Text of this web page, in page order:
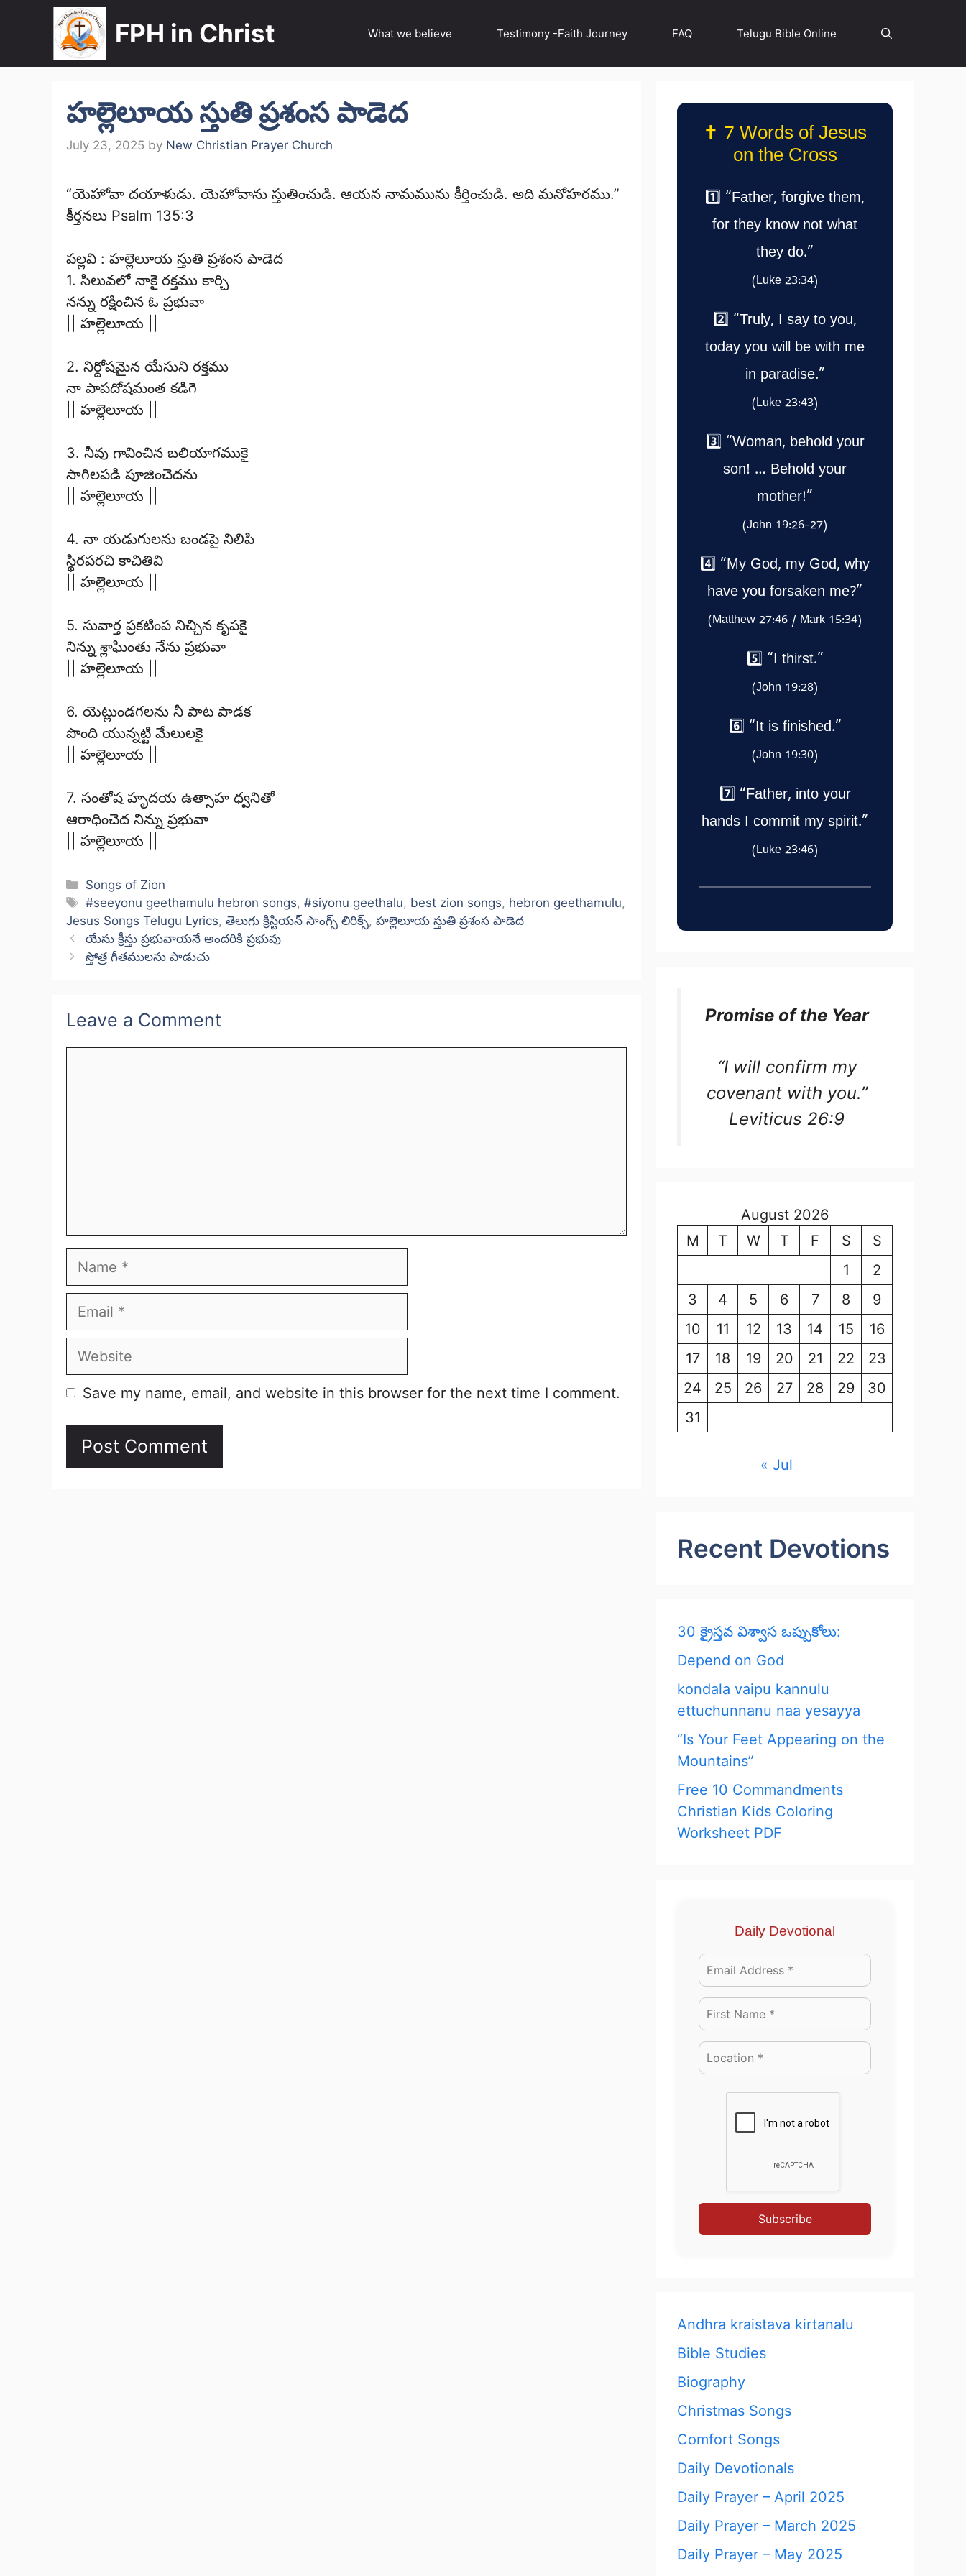
FPH in Christ What we believe Testimony -Faith Journey FAQ Telugu Bible Online
హల్లెలూయ స్తుతి ప్రశంస పాడెద
July 23, 2025 by New Christian Prayer Church
“యెహోవా దయాళుడు. యెహోవాను స్తుతించుడి. ఆయన నామమును కీర్తించుడి. అది మనోహరము.”
కీర్తనలు Psalm 135:3
పల్లవి : హల్లెలూయ స్తుతి ప్రశంస పాడెద
1. సిలువలో నాకై రక్తము కార్చి
నన్ను రక్షించిన ఓ ప్రభువా
|| హల్లెలూయ ||
2. నిర్దోషమైన యేసుని రక్తము
నా పాపదోషమంత కడిగె
|| హల్లెలూయ ||
3. నీవు గావించిన బలియాగముకై
సాగిలపడి పూజించెదను
|| హల్లెలూయ ||
4. నా యడుగులను బండపై నిలిపి
స్థిరపరచి కాచితివి
|| హల్లెలూయ ||
5. సువార్త ప్రకటింప నిచ్చిన కృపకై
నిన్ను శ్లాఘింతు నేను ప్రభువా
|| హల్లెలూయ ||
6. యెట్లుండగలను నీ పాట పాడక
పొంది యున్నట్టి మేలులకై
|| హల్లెలూయ ||
7. సంతోష హృదయ ఉత్సాహ ధ్వనితో
ఆరాధించెద నిన్ను ప్రభువా
|| హల్లెలూయ ||
Categories
Songs of Zion
Tags
#seeyonu geethamulu hebron songs,#siyonu geethalu, best zion songs, hebron geethamulu,
Jesus Songs Telugu Lyrics, తెలుగు క్రిస్టియన్ సాంగ్స్ లిరిక్స్, హల్లెలూయ స్తుతి ప్రశంస పాడెద
యేసు క్రీస్తు ప్రభువాయనే అందరికి ప్రభువు
స్తోత్ర గీతములను పాడుచు
Leave a Comment
Name
Email
Website
Save my name, email, and website in this browser for the next time I comment.
✝️ 7 Words of Jesus
on the Cross
1️⃣ “Father, forgive them,
for they know not what
they do.”
(Luke 23:34)
2️⃣ “Truly, I say to you,
today you will be with me
in paradise.”
(Luke 23:43)
3️⃣ “Woman, behold your
son! … Behold your
mother!”
(John 19:26–27)
4️⃣ “My God, my God, why
have you forsaken me?”
(Matthew 27:46 / Mark 15:34)
5️⃣ “I thirst.”
(John 19:28)
6️⃣ “It is finished.”
(John 19:30)
7️⃣ “Father, into your
hands I commit my spirit.”
(Luke 23:46)
Promise of the Year
“I will confirm my
covenant with you.”
Leviticus 26:9
August 2026
M
T W T F S
S
1
2
3
4 5 6 7 8
9
10
11 12 13 14 15
16
17
18 19 20 21 22
23
24
25 26 27 28 29
30
31
« Jul
Recent Devotions
30 క్రైస్తవ విశ్వాస ఒప్పుకోలు:
Depend on God
kondala vaipu kannulu
ettuchunnanu naa yesayya
“Is Your Feet Appearing on the
Mountains”
Free 10 Commandments
Christian Kids Coloring
Worksheet PDF
Daily Devotional
Subscribe
Andhra kraistava kirtanalu
Bible Studies
Biography
Christmas Songs
Comfort Songs
Daily Devotionals
Daily Prayer – April 2025
Daily Prayer – March 2025
Daily Prayer – May 2025